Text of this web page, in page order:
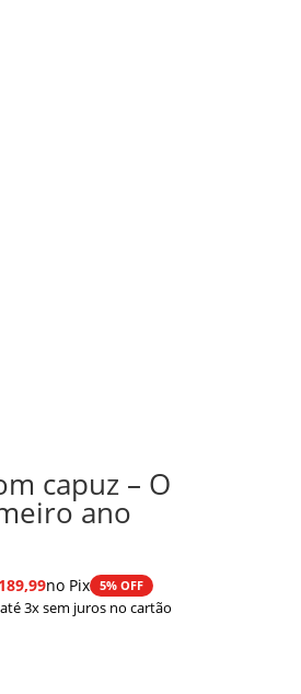
capuz – O
ano
no Pix 5% OFF
3x sem juros no cartão